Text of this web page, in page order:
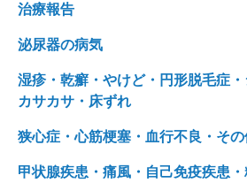
治療報告
泌尿器の病気
湿疹・乾癬・やけど・円形脱毛症
カサカサ・床ずれ
狭心症・心筋梗塞・血行不良・そ
甲状腺疾患・痛風・自己免疫疾患